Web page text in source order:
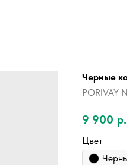
Черные
PORIVAY
9 900 р.
Цвет